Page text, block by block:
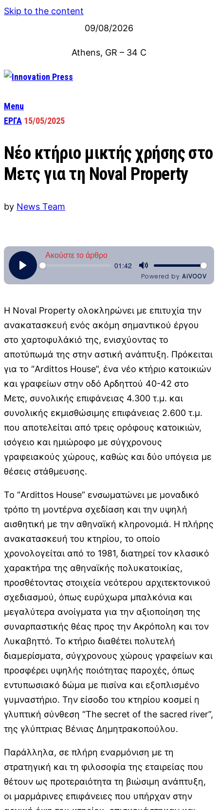
Skip to the content
09/08/2026
Athens, GR – 34 C
Menu
ΕΡΓΑ 15/05/2025
Νέο κτήριο μικτής χρήσης στο
Μετς για τη Noval Property
by News Team
Η Noval Property ολοκληρώνει με επιτυχία την
ανακατασκευή ενός ακόμη σημαντικού έργου
στο χαρτοφυλάκιό της, ενισχύοντας το
αποτύπωμά της στην αστική ανάπτυξη. Πρόκειται
για το “Ardittos House”, ένα νέο κτήριο κατοικιών
και γραφείων στην οδό Αρδηττού 40-42 στο
Μετς, συνολικής επιφάνειας 4.300 τ.μ. και
συνολικής εκμισθώσιμης επιφάνειας 2.600 τ.μ.
που αποτελείται από τρεις ορόφους κατοικιών,
ισόγειο και ημιώροφο με σύγχρονους
γραφειακούς χώρους, καθώς και δύο υπόγεια με
θέσεις στάθμευσης.
Το “Ardittos House” ενσωματώνει με μοναδικό
τρόπο τη μοντέρνα σχεδίαση και την υψηλή
αισθητική με την αθηναϊκή κληρονομιά. Η πλήρης
ανακατασκευή του κτηρίου, το οποίο
χρονολογείται από το 1981, διατηρεί τον κλασικό
χαρακτήρα της αθηναϊκής πολυκατοικίας,
προσθέτοντας στοιχεία νεότερου αρχιτεκτονικού
σχεδιασμού, όπως ευρύχωρα μπαλκόνια και
μεγαλύτερα ανοίγματα για την αξιοποίηση της
συναρπαστικής θέας προς την Ακρόπολη και τον
Λυκαβηττό. Το κτήριο διαθέτει πολυτελή
διαμερίσματα, σύγχρονους χώρους γραφείων και
προσφέρει υψηλής ποιότητας παροχές, όπως
εντυπωσιακό δώμα με πισίνα και εξοπλισμένο
γυμναστήριο. Την είσοδο του κτηρίου κοσμεί η
γλυπτική σύνθεση “The secret of the sacred river”,
της γλύπτριας Βένιας Δημητρακοπούλου.
Παράλληλα, σε πλήρη εναρμόνιση με τη
στρατηγική και τη φιλοσοφία της εταιρείας που
θέτουν ως προτεραιότητα τη βιώσιμη ανάπτυξη,
οι μαρμάρινες επιφάνειες που υπήρχαν στην